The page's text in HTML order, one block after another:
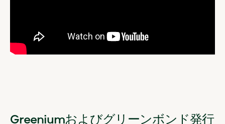
Greeniumおよびグリーンボンド発行